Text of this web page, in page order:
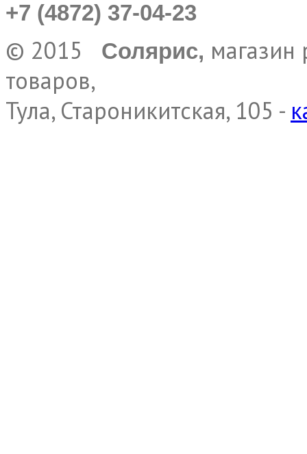
+7 (4872) 37-04-23
© 2015 Солярис, магазин
товаров,
Тула, Староникитская, 105 -